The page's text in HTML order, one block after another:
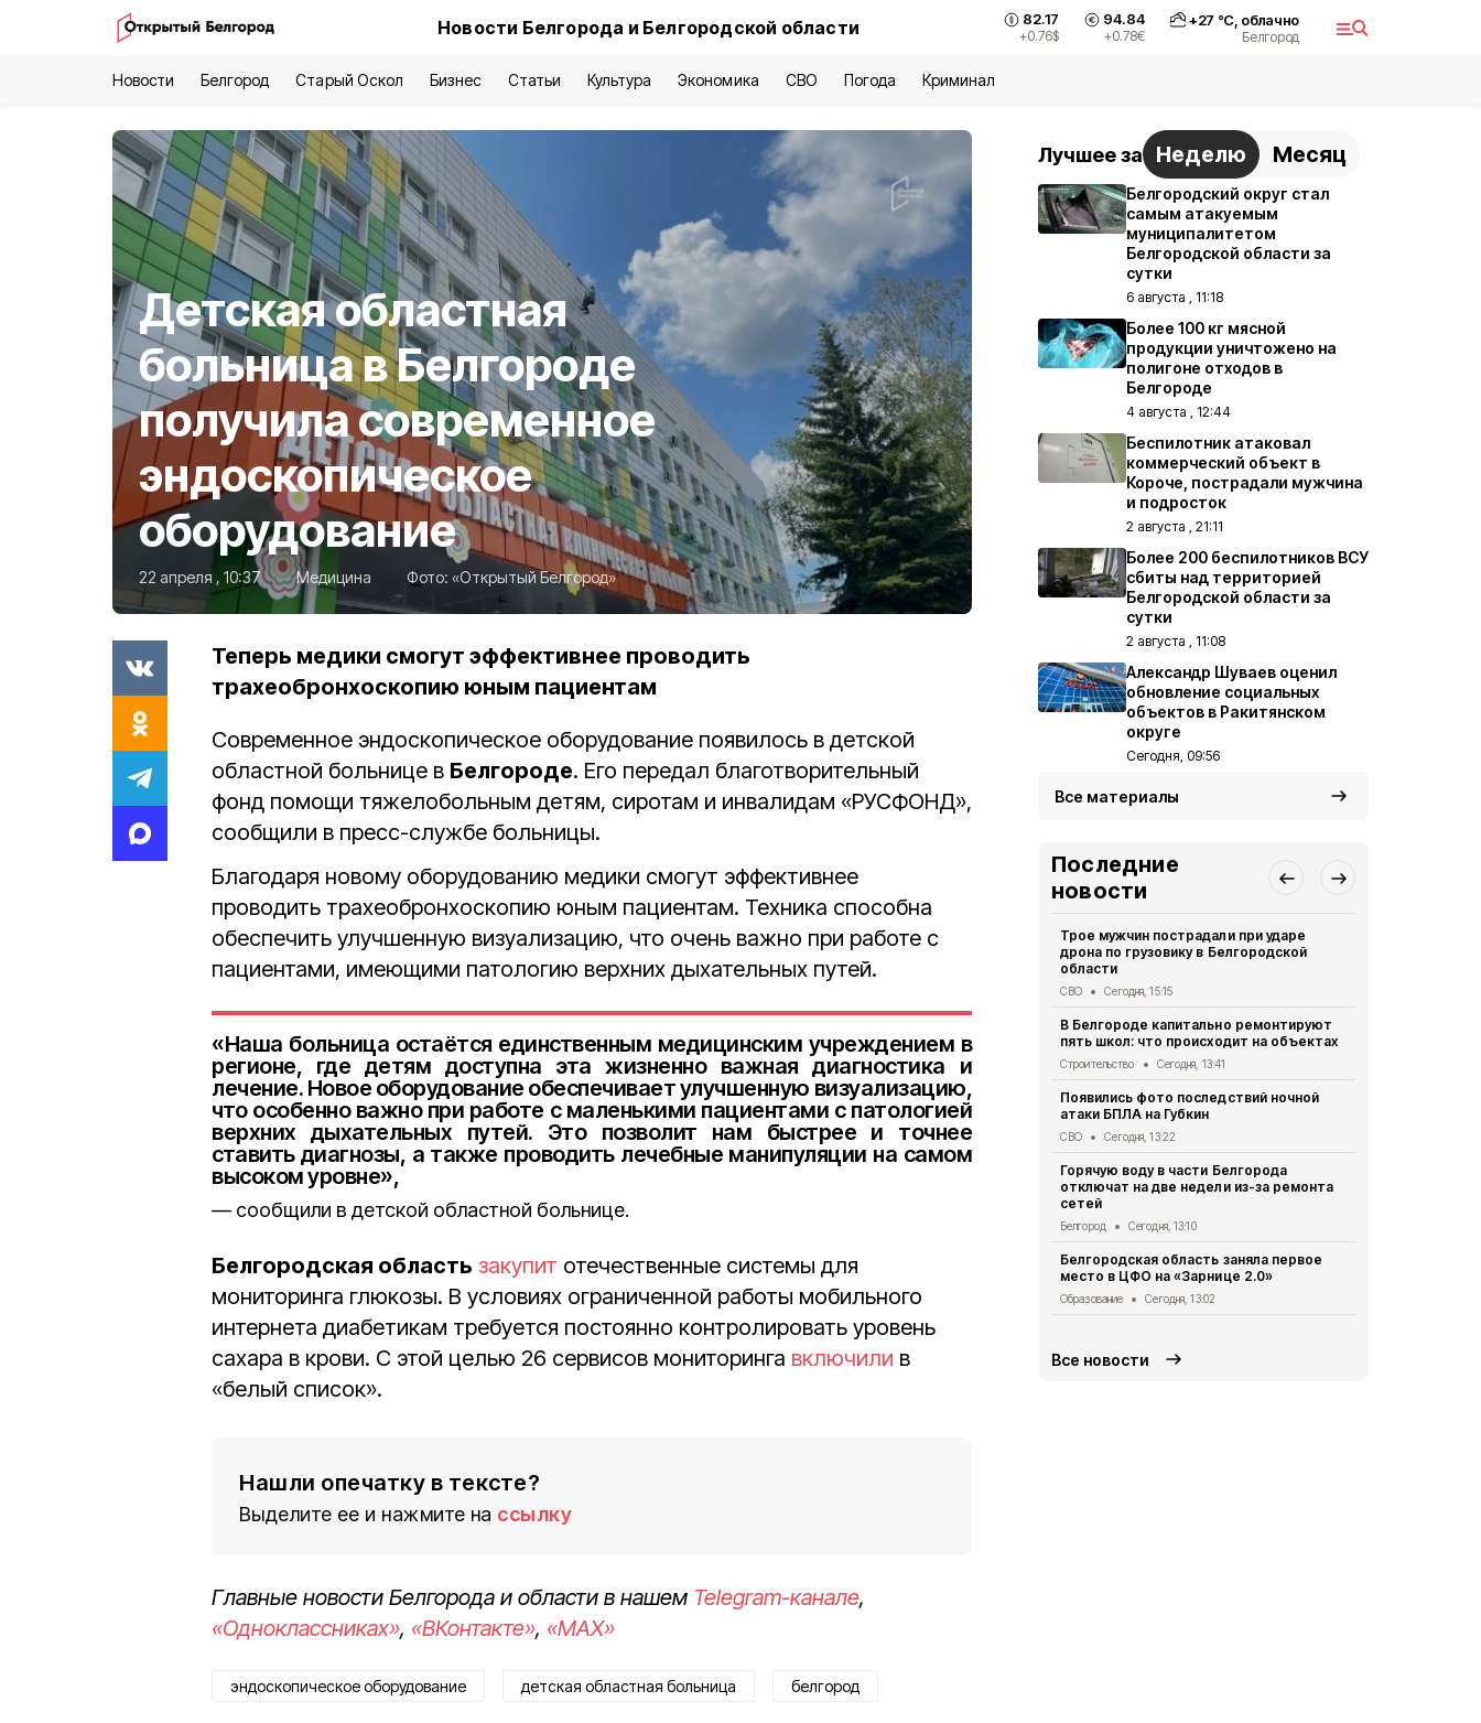
Новости Белгорода и Белгородской области 82.17
+0.76$
94.84
+0.78€
+27 °С, облачно
Белгород
Новости Белгород Старый Оскол Бизнес Статьи Культура Экономика СВО Погода Криминал
Детская областная
больница в Белгороде
получила современное
эндоскопическое
оборудование
22 апреля , 10:37 Медицина Фото: «Открытый Белгород»
Теперь медики смогут эффективнее проводить
трахеобронхоскопию юным пациентам
Современное эндоскопическое оборудование появилось в детской
областной больнице в Белгороде. Его передал благотворительный
фонд помощи тяжелобольным детям, сиротам и инвалидам «РУСФОНД»,
сообщили в пресс-службе больницы.
Благодаря новому оборудованию медики смогут эффективнее
проводить трахеобронхоскопию юным пациентам. Техника способна
обеспечить улучшенную визуализацию, что очень важно при работе с
пациентами, имеющими патологию верхних дыхательных путей.
«Наша больница остаётся единственным медицинским учреждением в
регионе, где детям доступна эта жизненно важная диагностика и
лечение. Новое оборудование обеспечивает улучшенную визуализацию,
что особенно важно при работе с маленькими пациентами с патологией
верхних дыхательных путей. Это позволит нам быстрее и точнее
ставить диагнозы, а также проводить лечебные манипуляции на самом
высоком уровне»,
сообщили в детской областной больнице.
Белгородская область закупит отечественные системы для
мониторинга глюкозы. В условиях ограниченной работы мобильного
интернета диабетикам требуется постоянно контролировать уровень
сахара в крови. С этой целью 26 сервисов мониторинга включили в
«белый список».
Нашли опечатку в тексте?
Выделите ее и нажмите на ссылку
Главные новости Белгорода и области в нашем Telegram-канале,
«Одноклассниках», «ВКонтакте», «MAX»
эндоскопическое оборудование детская областная больница белгород
Лучшее за Неделю Месяц
Белгородский округ стал
самым атакуемым
муниципалитетом
Белгородской области за
сутки
6 августа , 11:18
Более 100 кг мясной
продукции уничтожено на
полигоне отходов в
Белгороде
4 августа , 12:44
Беспилотник атаковал
коммерческий объект в
Короче, пострадали мужчина
и подросток
2 августа , 21:11
Более 200 беспилотников ВСУ
сбиты над территорией
Белгородской области за
сутки
2 августа , 11:08
Александр Шуваев оценил
обновление социальных
объектов в Ракитянском
округе
Сегодня, 09:56
Все материалы
Последние
новости
Трое мужчин пострадали при ударе
дрона по грузовику в Белгородской
области
СВО Сегодня, 15:15
В Белгороде капитально ремонтируют
пять школ: что происходит на объектах
Строительство Сегодня, 13:41
Появились фото последствий ночной
атаки БПЛА на Губкин
СВО Сегодня, 13:22
Горячую воду в части Белгорода
отключат на две недели из-за ремонта
сетей
Белгород Сегодня, 13:10
Белгородская область заняла первое
место в ЦФО на «Зарнице 2.0»
Образование Сегодня, 13:02
Все новости